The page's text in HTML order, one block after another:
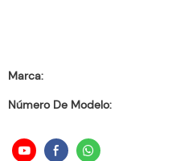
Marca:
Número De Modelo: